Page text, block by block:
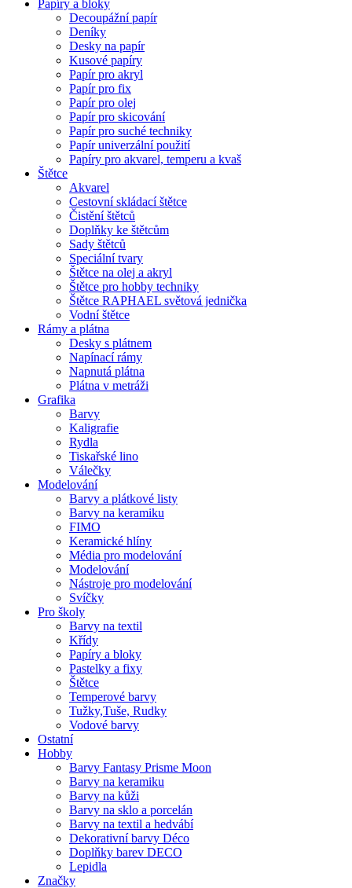
Papíry a bloky
Decoupážní papír
Deníky
Desky na papír
Kusové papíry
Papír pro akryl
Papír pro fix
Papír pro olej
Papír pro skicování
Papír pro suché techniky
Papír univerzální použití
Papíry pro akvarel, temperu a kvaš
Štětce
Akvarel
Cestovní skládací štětce
Čistění štětců
Doplňky ke štětcům
Sady štětců
Speciální tvary
Štětce na olej a akryl
Štětce pro hobby techniky
Štětce RAPHAEL světová jednička
Vodní štětce
Rámy a plátna
Desky s plátnem
Napínací rámy
Napnutá plátna
Plátna v metráži
Grafika
Barvy
Kaligrafie
Rydla
Tiskařské lino
Válečky
Modelování
Barvy a plátkové listy
Barvy na keramiku
FIMO
Keramické hlíny
Média pro modelování
Modelování
Nástroje pro modelování
Svíčky
Pro školy
Barvy na textil
Křídy
Papíry a bloky
Pastelky a fixy
Štětce
Temperové barvy
Tužky,Tuše, Rudky
Vodové barvy
Ostatní
Hobby
Barvy Fantasy Prisme Moon
Barvy na keramiku
Barvy na kůži
Barvy na sklo a porcelán
Barvy na textil a hedvábí
Dekorativní barvy Déco
Doplňky barev DECO
Lepidla
Značky